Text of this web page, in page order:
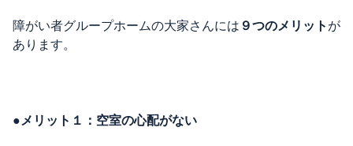
障がい者グループホームの大家さんには ９つのメリット が
あります。
●メリット１：空室の心配がない